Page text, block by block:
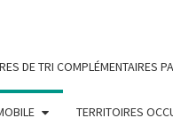
DE TRI COMPLÉMENTAIRES
TERRITOIRES